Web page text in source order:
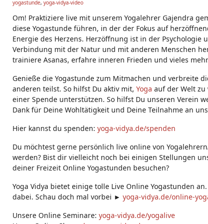
g
yogastunde, yoga-vidya-video
Om! Praktiziere live mit unserem Yogalehrer Gajendra
diese Yogastunde führen, in der der Fokus auf
Energie des Herzens. Herzöffnung ist in der Psychologie
Verbindung mit der Natur und mit anderen Menschen
trainiere Asanas, erfahre inneren Frieden und vieles
Genieße die Yogastunde zum Mitmachen und verbreite
anderen teilst. So hilfst Du aktiv mit, Yoga auf der Welt
einer Spende unterstützen. So hilfst Du unseren Verein
Dank für Deine Wohltätigkeit und Deine Teilnahme an
Hier kannst du spenden: yoga-vidya.de/spenden
Du möchtest gerne persönlich live online von
werden? Bist dir vielleicht noch bei einigen Stellungen
deiner Freizeit Online Yogastunden besuchen?
Yoga Vidya bietet einige tolle Live Online Yogastunden
dabei. Schau doch mal vorbei ► yoga-vidya.de/online-
Unsere Online Seminare: yoga-vidya.de/yogalive